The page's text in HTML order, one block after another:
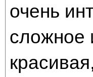
очень
сложное